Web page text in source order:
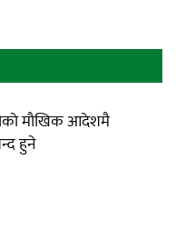
माैखिक आदेशमै
हुने